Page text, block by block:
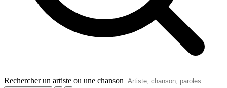
Rechercher un artiste ou une chanson